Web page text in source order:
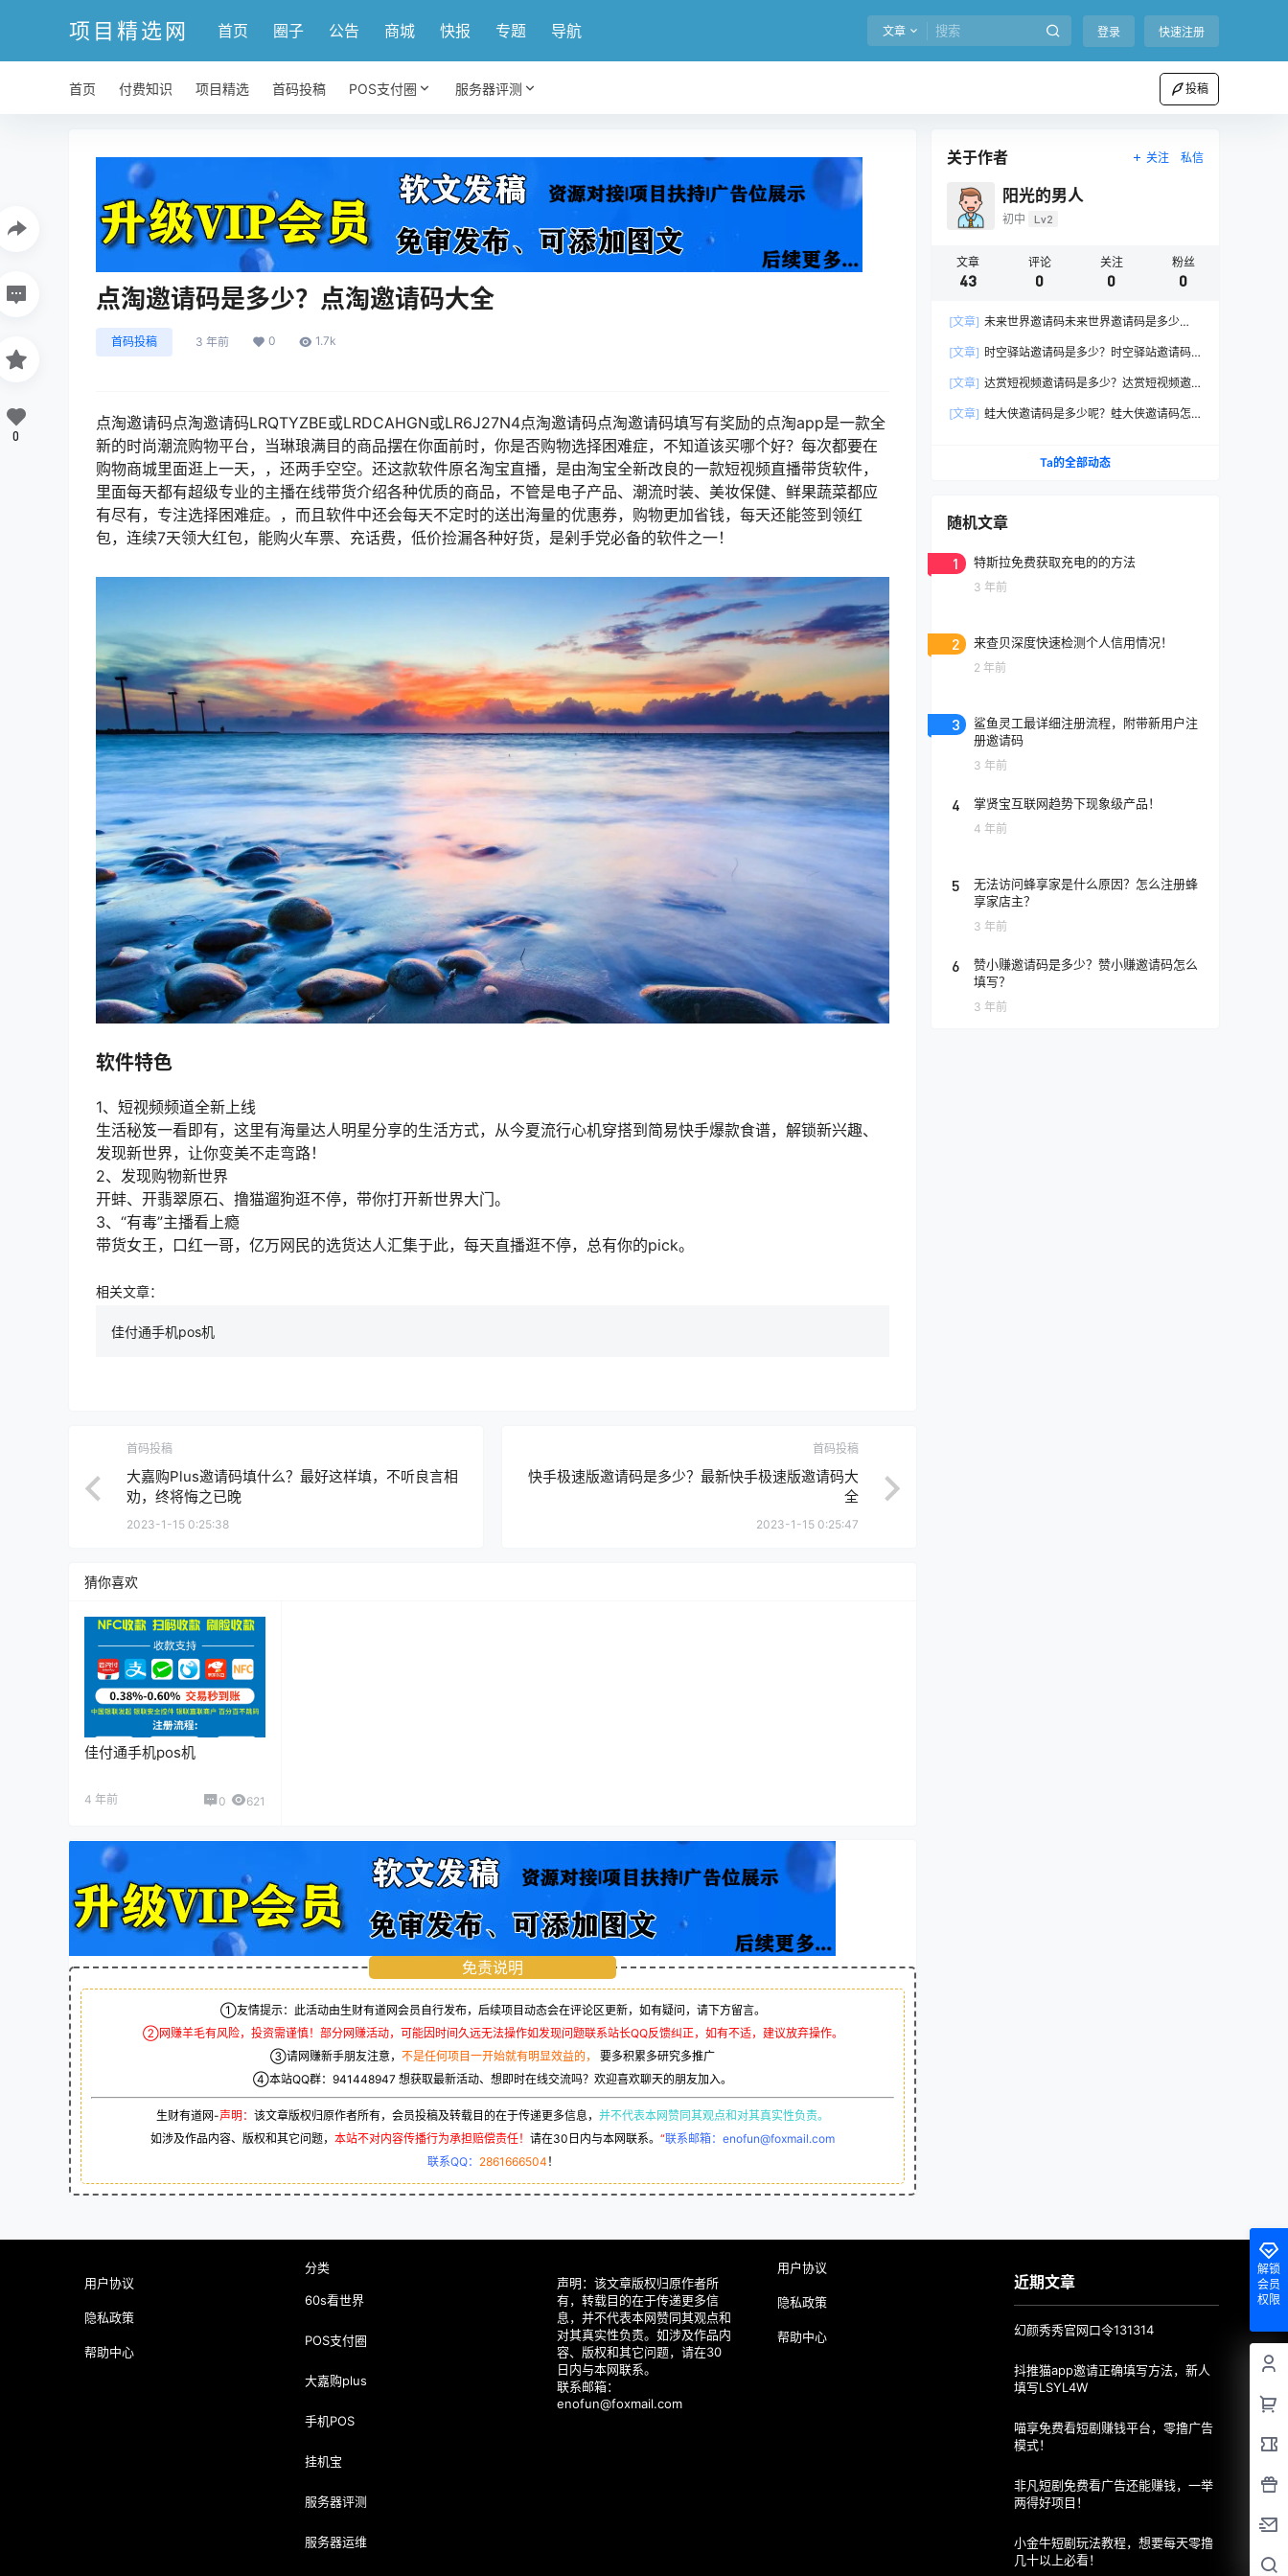
项目精选网 首页 圈子 公告 商城 快报 专题 导航 文章 登录 快速注册
首页 付费知识 项目精选 首码投稿 POS支付圈 服务器评测 投稿
点淘邀请码是多少？点淘邀请码大全
首码投稿 3 年前 0 1.7k
点淘邀请码点淘邀请码LRQTYZBE或LRDCAHGN或LR6J27N4点淘邀请码点淘邀请码填写有奖励的点淘app是一款全
新的时尚潮流购物平台，当琳琅满目的商品摆在你面前时，你是否购物选择困难症，不知道该买哪个好？每次都要在
购物商城里面逛上一天，，还两手空空。还这款软件原名淘宝直播，是由淘宝全新改良的一款短视频直播带货软件，
里面每天都有超级专业的主播在线带货介绍各种优质的商品，不管是电子产品、潮流时装、美妆保健、鲜果蔬菜都应
有尽有，专注选择困难症。，而且软件中还会每天不定时的送出海量的优惠券，购物更加省钱，每天还能签到领红
包，连续7天领大红包，能购火车票、充话费，低价捡漏各种好货，是剁手党必备的软件之一！
软件特色
1、短视频频道全新上线
生活秘笈一看即有，这里有海量达人明星分享的生活方式，从今夏流行心机穿搭到简易快手爆款食谱，解锁新兴趣、
发现新世界，让你变美不走弯路！
2、发现购物新世界
开蚌、开翡翠原石、撸猫遛狗逛不停，带你打开新世界大门。
3、“有毒”主播看上瘾
带货女王，口红一哥，亿万网民的选货达人汇集于此，每天直播逛不停，总有你的pick。
相关文章：
佳付通手机pos机
0
首码投稿
大嘉购Plus邀请码填什么？最好这样填，不听良言相
劝，终将悔之已晚
2023-1-15 0:25:38
首码投稿
快手极速版邀请码是多少？最新快手极速版邀请码大
全
2023-1-15 0:25:47
猜你喜欢
佳付通手机pos机
4 年前 0 621
免责说明
①友情提示：此活动由生财有道网会员自行发布，后续项目动态会在评论区更新，如有疑问，请下方留言。
②网赚羊毛有风险，投资需谨慎！部分网赚活动，可能因时间久远无法操作如发现问题联系站长QQ反馈纠正，如有不适，建议放弃操作。
③请网赚新手朋友注意， 不是任何项目一开始就有明显效益的，
要多积累多研究多推广
④本站QQ群： 941448947 想获取最新活动、想即时在线交流吗？欢迎喜欢聊天的朋友加入。
生财有道网-声明： 该文章版权归原作者所有，会员投稿及转载目的在于传递更多信息， 并不代表本网赞同其观点和对其真实性负责。
如涉及作品内容、版权和其它问题， 本站不对内容传播行为承担赔偿责任！ 请在30日内与本网联系。 “联系邮箱：enofun@foxmail.com
联系QQ： 2861666504 ！
关于作者 关注 私信
阳光的男人
初中 Lv2
文章
43
评论
0
关注
0
粉丝
0
[文章] 未来世界邀请码未来世界邀请码是多少
[文章] 时空驿站邀请码是多少？时空驿站邀请码
[文章] 达赏短视频邀请码是多少？达赏短视频邀
[文章] 蛙大侠邀请码是多少呢？蛙大侠邀请码怎
Ta的全部动态
随机文章
1 特斯拉免费获取充电的的方法
3 年前
2 来查贝深度快速检测个人信用情况！
2 年前
3
鲨鱼灵工最详细注册流程，附带新用户注
册邀请码
3 年前
4 掌贤宝互联网趋势下现象级产品！
4 年前
5
无法访问蜂享家是什么原因？怎么注册蜂
享家店主？
3 年前
6
赞小赚邀请码是多少？赞小赚邀请码怎么
填写？
3 年前
解锁
会员
权限
用户协议
隐私政策
帮助中心
分类
60s看世界
POS支付圈
大嘉购plus
手机POS
挂机宝
服务器评测
服务器运维
声明：该文章版权归原作者所
有，转载目的在于传递更多信
息，并不代表本网赞同其观点和
对其真实性负责。如涉及作品内
容、版权和其它问题，请在30
日内与本网联系。
联系邮箱：
enofun@foxmail.com
用户协议
隐私政策
帮助中心
近期文章
幻颜秀秀官网口令131314
抖推猫app邀请正确填写方法，新人
填写LSYL4W
喵享免费看短剧赚钱平台，零撸广告
模式！
非凡短剧免费看广告还能赚钱，一举
两得好项目！
小金牛短剧玩法教程，想要每天零撸
几十以上必看！